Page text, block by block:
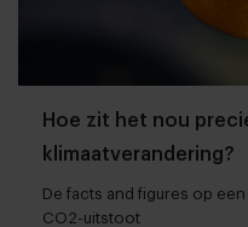
Hoe zit het nou
klimaatverandering?
De facts and figures op
CO2-uitstoot